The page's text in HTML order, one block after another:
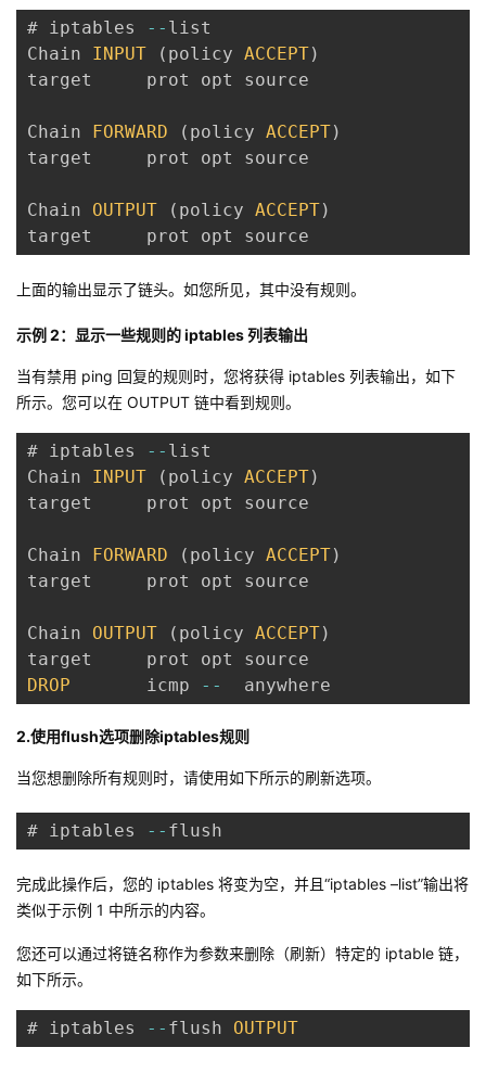
注
我
的
者
学
课
程
的
认
证
我
的
实
验
我
的
收
藏
我
我
支
持
持
建
议
# iptables -- list
Chain INPUT ( policy ACCEPT)
target     prot opt source
Chain FORWARD ( policy ACCEPT)
target     prot opt source
Chain OUTPUT ( policy ACCEPT)
target     prot opt source
上面的输出显示了链头。如您所见，其中没有规则。
示例 2：显示一些规则的 iptables 列表输出
当有禁用 ping 回复的规则时，您将获得 iptables 列表输出，如下
所示。您可以在 OUTPUT 链中看到规则。
# iptables -- list
Chain INPUT ( policy ACCEPT)
target     prot opt source
Chain FORWARD ( policy ACCEPT)
target     prot opt source
Chain OUTPUT ( policy ACCEPT)
DROP
       icmp
--
anywhere
2.使用flush选项删除iptables规则
当您想删除所有规则时，请使用如下所示的刷新选项。
# iptables -- flush
完成此操作后，您的 iptables 将变为空，并且“iptables –list”输出将
类似于示例 1 中所示的内容。
您还可以通过将链名称作为参数来删除（刷新）特定的 iptable 链，
如下所示。
# iptables -- flush OUTPUT